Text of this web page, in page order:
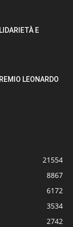
E
LEONARDO
21554
8867
6172
3534
2742